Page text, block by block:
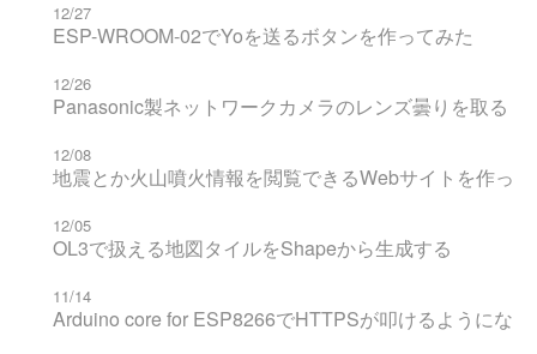
12/27
ESP-WROOM-02でYoを送るボタンを作ってみた
12/26
Panasonic製ネットワークカメラのレンズ曇りを取る
12/08
地震とか火山噴火情報を閲覧できるWebサイトを作った
12/05
OL3で扱える地図タイルをShapeから生成する
11/14
Arduino core for ESP8266でHTTPSが叩けるようにな